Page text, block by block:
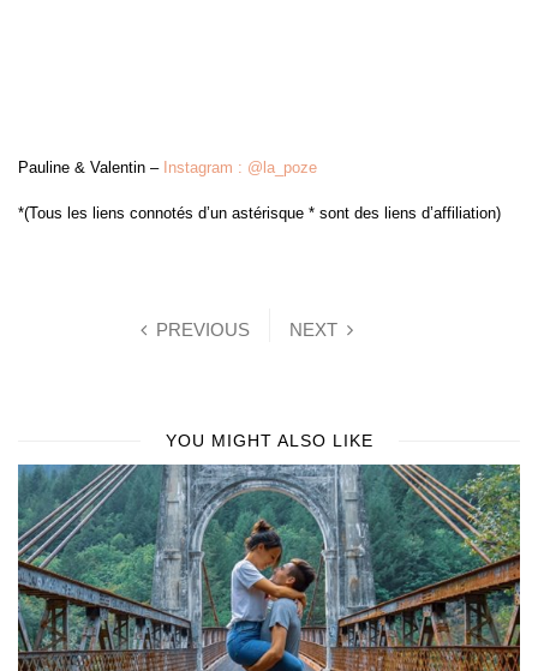
Pauline & Valentin – Instagram : @la_poze
*(Tous les liens connotés d’un astérisque * sont des liens d’affiliation)
PREVIOUS NEXT
YOU MIGHT ALSO LIKE